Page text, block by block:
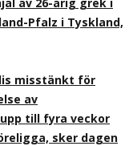
Pfalz i Tyskland,
misstänkt för
av
till fyra veckor
sker dagen